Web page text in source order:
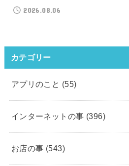
2026.08.06
カテゴリー
アプリのこと (55)
インターネットの事 (396)
お店の事 (543)